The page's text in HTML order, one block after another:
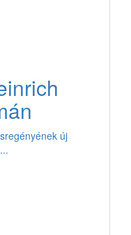
új